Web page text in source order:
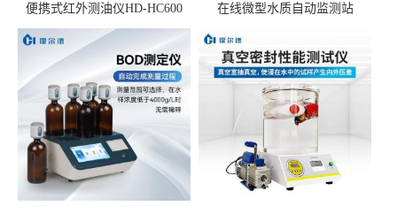
便携式红外测油仪HD-HC600 在线微型水质自动监测站